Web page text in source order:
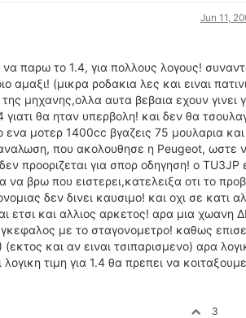
Jun 11,
παρω το 1.4, για πολλους λογους!
(μικρα ροδακια λες και ειναι
μηχανης,ολλα αυτα βεβαια εχουν γινει
θα ηταν υπερβολη! και δεν θα
μοτερ 1400cc βγαζεις 75 μουλαρια και
που ακολουθησε η Peugeot, ωστε
προοριζεται για σπορ οδηγηση! ο TU3JP
βρω που ειστερει,κατελειξα οτι το
δεν δινει καυσιμο! και οχι σε κατι
ετσι και αλλιος αρκετος! αρα μια χωανη
με το σταγονομετρο! καθως
και αν ειναι τσιπαρισμενο) αρα
τιμη για 1.4 θα πρεπει να κοιταξουμε
3